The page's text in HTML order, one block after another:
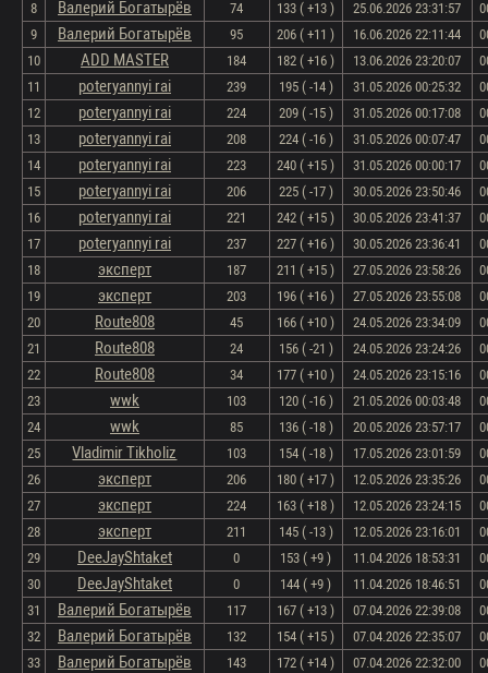
8
Валерий Богатырёв 74 133 ( +13 ) 25.06.2026 23:31:57
9
Валерий Богатырёв 95 206 ( +11 ) 16.06.2026 22:11:44
10
ADD MASTER 184 182 ( +16 ) 13.06.2026 23:20:07
11
poteryannyi rai 239 195 ( -14 ) 31.05.2026 00:25:32
12
poteryannyi rai 224 209 ( -15 ) 31.05.2026 00:17:08
13
poteryannyi rai 208 224 ( -16 ) 31.05.2026 00:07:47
14
poteryannyi rai 223 240 ( +15 ) 31.05.2026 00:00:17
15
poteryannyi rai 206 225 ( -17 ) 30.05.2026 23:50:46
16
poteryannyi rai 221 242 ( +15 ) 30.05.2026 23:41:37
17
poteryannyi rai 237 227 ( +16 ) 30.05.2026 23:36:41
18
эксперт 187 211 ( +15 ) 27.05.2026 23:58:26
19
эксперт 203 196 ( +16 ) 27.05.2026 23:55:08
20
Route808 45 166 ( +10 ) 24.05.2026 23:34:09
21
Route808 24 156 ( -21 ) 24.05.2026 23:24:26
22
Route808 34 177 ( +10 ) 24.05.2026 23:15:16
23
wwk 103 120 ( -16 ) 21.05.2026 00:03:48
24
wwk 85 136 ( -18 ) 20.05.2026 23:57:17
25
Vladimir Tikholiz 103 154 ( -18 ) 17.05.2026 23:01:59
26
эксперт 206 180 ( +17 ) 12.05.2026 23:35:26
27
эксперт 224 163 ( +18 ) 12.05.2026 23:24:15
28
эксперт 211 145 ( -13 ) 12.05.2026 23:16:01
29
DeeJayShtaket 0 153 ( +9 ) 11.04.2026 18:53:31
30
DeeJayShtaket 0 144 ( +9 ) 11.04.2026 18:46:51
31
Валерий Богатырёв 117 167 ( +13 ) 07.04.2026 22:39:08
32
Валерий Богатырёв 132 154 ( +15 ) 07.04.2026 22:35:07
33
Валерий Богатырёв 143 172 ( +14 ) 07.04.2026 22:32:00